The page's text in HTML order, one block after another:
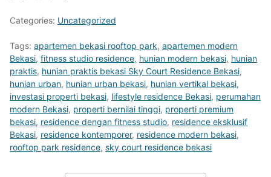
Categories: Uncategorized
Tags: apartemen bekasi rooftop park, apartemen modern
Bekasi, fitness studio residence, hunian modern bekasi, hunian
praktis, hunian praktis bekasi Sky Court Residence Bekasi,
hunian urban, hunian urban bekasi, hunian vertikal bekasi,
investasi properti bekasi, lifestyle residence Bekasi, perumahan
modern Bekasi, properti bernilai tinggi, properti premium
bekasi, residence dengan fitness studio, residence eksklusif
Bekasi, residence kontemporer, residence modern bekasi,
rooftop park residence, sky court residence bekasi